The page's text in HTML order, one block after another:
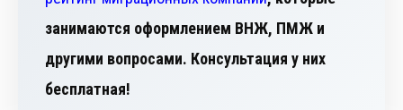
занимаются оформлением ВНЖ, ПМЖ и
другими вопросами. Консультация у них
бесплатная!